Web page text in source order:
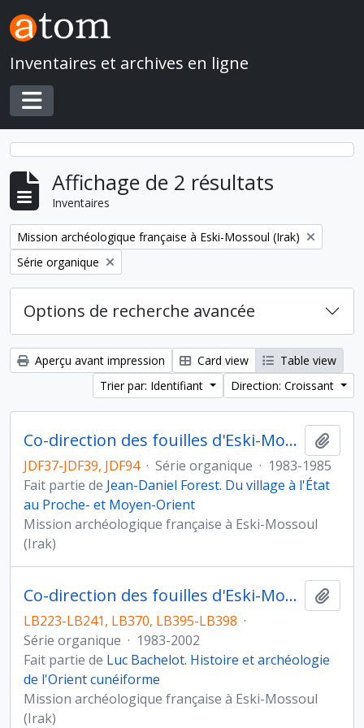
Skip to main content
Inventaires et archives en ligne
Toggle navigation
Affichage de 2 résultats
Inventaires
Remove filter:
Mission archéologique française à Eski-Mossoul (Irak)
Remove filter:
Série organique
Options de recherche avancée
Aperçu avant impression Card view
Table view
Trier par: Identifiant
Direction: Croissant
Co-direction des fouilles d'Eski-Mossoul (Irak)
JDF37-JDF39, JDF94 · Série organique · 1983-1985
Fait partie de Jean-Daniel Forest. Du village à l'État
au Proche- et Moyen-Orient
Mission archéologique française à Eski-Mossoul
(Irak)
Co-direction des fouilles d'Eski-Mossoul (Irak)
LB223-LB241, LB370, LB395-LB398 ·
Série organique · 1983-2002
Fait partie de Luc Bachelot. Histoire et archéologie
de l'Orient cunéiforme
Mission archéologique française à Eski-Mossoul
(Irak)